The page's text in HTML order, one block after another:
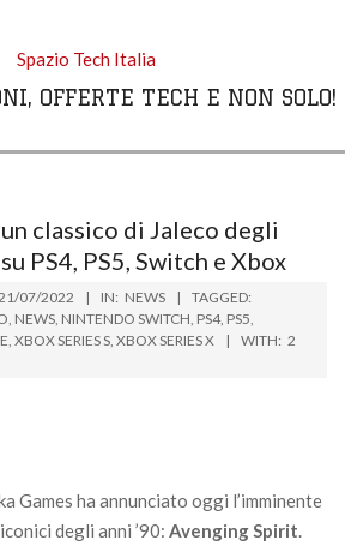
OFFERTE TECH E NON SOLO!
classico di Jaleco degli
PS4, PS5, Switch e Xbox
07/2022 IN: NEWS
TAGGED:
NEWS NINTENDO SWITCH PS4, PS5
XBOX SERIES S XBOX SERIES X WITH: 2
Games ha annunciato oggi l’imminente
degli anni ’90: Avenging Spirit.